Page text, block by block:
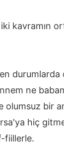
kavramın
durumlarda
ne
olumsuz bir
hiç
fiillerle.